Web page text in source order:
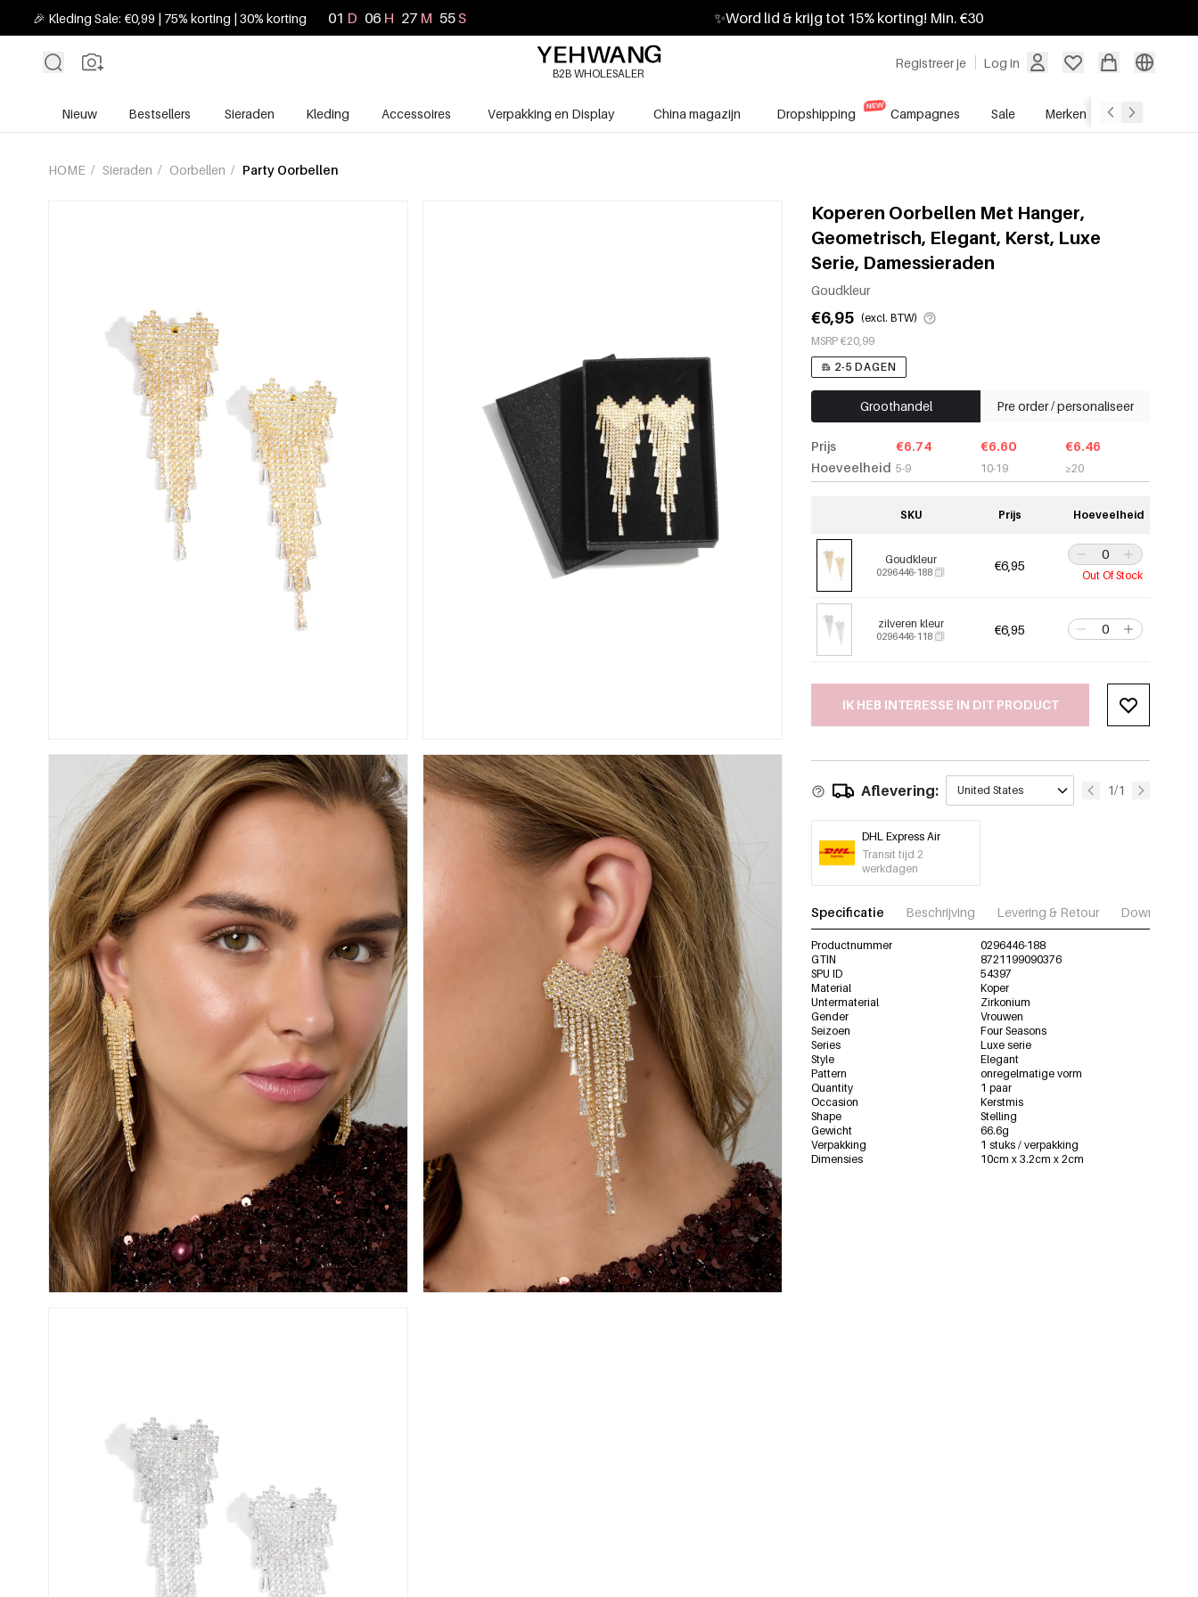
🎉 Kleding Sale: €0,99 | 75% korting | 30% korting 01 D 06 H 27 M 53S ✨Word lid & krijg tot 15% korting! Min. €30
Registreer je Log in
B2B WHOLESALER
Nieuw Bestsellers Sieraden Kleding Accessoires Verpakking en Display China magazijn Dropshipping Campagnes Sale Merken
HOME / Sieraden / Oorbellen / Party Oorbellen
Koperen Oorbellen Met Hanger,
Geometrisch, Elegant, Kerst, Luxe
Serie, Damessieraden
Goudkleur
€6,95 (excl. BTW)
MSRP €20,99
2-5 DAGEN
Groothandel Pre order / personaliseer
Prijs
Hoeveelheid
€6.74
5-9
€6.60
10-19
€6.46
≥20
SKU Prijs Hoeveelheid
Goudkleur
0296446-188 €6,95
Out Of Stock
zilveren kleur
0296446-118 €6,95
IK HEB INTERESSE IN DIT PRODUCT
Aflevering: United States 1/1
DHL Express Air
Transit tijd 2
werkdagen
Specificatie Beschrijving Levering & Retour Download
Productnummer
0296446-188
GTIN
8721199090376
SPU ID
54397
Material
Koper
Untermaterial
Zirkonium
Gender
Vrouwen
Seizoen
Four Seasons
Series
Luxe serie
Style
Elegant
Pattern
onregelmatige vorm
Quantity
1 paar
Occasion
Kerstmis
Shape
Stelling
Gewicht
66.6g
Verpakking
1 stuks / verpakking
Dimensies
10cm x 3.2cm x 2cm